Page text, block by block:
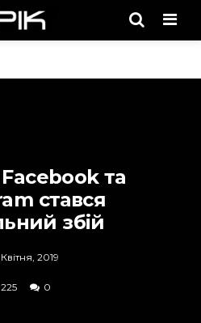
та
стався
збій
Квітня, 2019
225 0